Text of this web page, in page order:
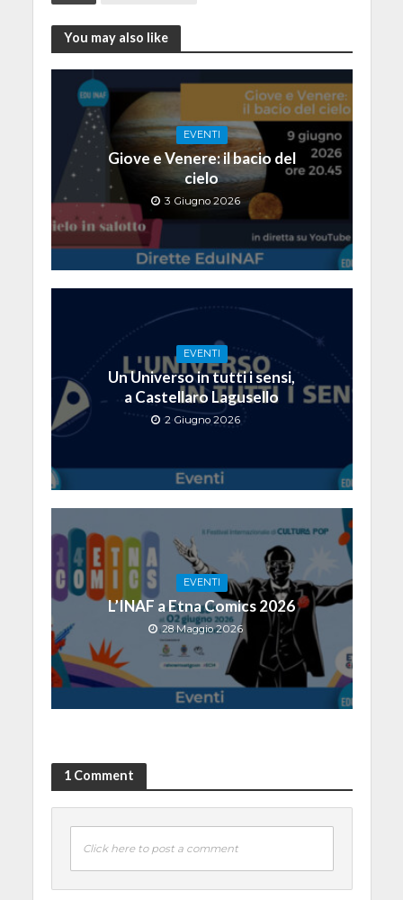
You may also like
EVENTI
Giove e Venere: il bacio del
cielo
3 Giugno 2026
EVENTI
Un Universo in tutti i sensi,
a Castellaro Lagusello
2 Giugno 2026
EVENTI
L’INAF a Etna Comics 2026
28 Maggio 2026
1 Comment
Click here to post a comment